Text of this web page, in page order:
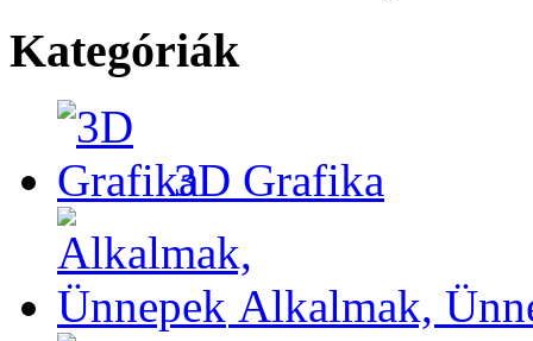
Kategóriák
3D Grafika
Alkalmak,